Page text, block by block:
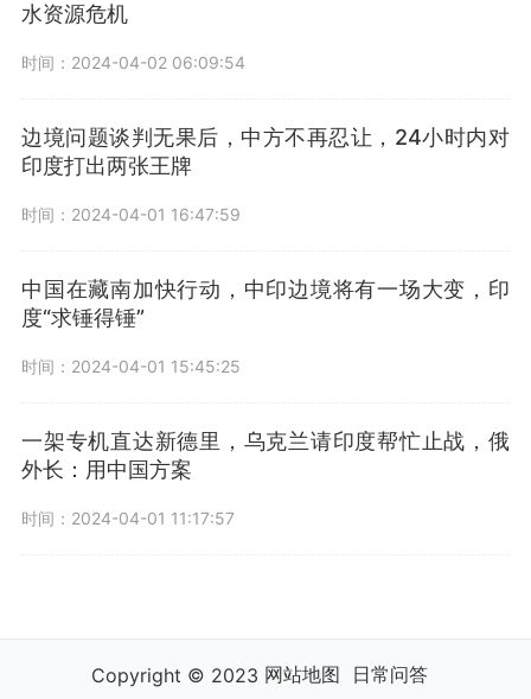
水资源危机
时间：2024-04-02 06:09:54
边境问题谈判无果后，中方不再忍让，24小时内对
印度打出两张王牌
时间：2024-04-01 16:47:59
中国在藏南加快行动，中印边境将有一场大变，印
度“求锤得锤”
时间：2024-04-01 15:45:25
一架专机直达新德里，乌克兰请印度帮忙止战，俄
外长：用中国方案
时间：2024-04-01 11:17:57
Copyright © 2023 网站地图 日常问答